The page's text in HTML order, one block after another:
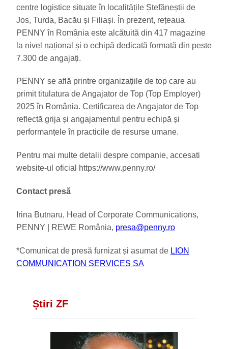
centre logistice situate în localitățile Ștefăneștii de
Jos, Turda, Bacău și Filiași. În prezent, rețeaua
PENNY în România este alcătuită din 417 magazine
la nivel național și o echipă dedicată formată din peste
7.300 de angajați.
PENNY se află printre organizațiile de top care au
primit titulatura de Angajator de Top (Top Employer)
2025 în România. Certificarea de Angajator de Top
reflectă grija și angajamentul pentru echipă și
performanțele în practicile de resurse umane.
Pentru mai multe detalii despre companie, accesati
website-ul oficial https://www.penny.ro/
Contact presă
Irina Butnaru, Head of Corporate Communications,
PENNY | REWE România, presa@penny.ro
*Comunicat de presă furnizat și asumat de LION
COMMUNICATION SERVICES SA
Știri ZF